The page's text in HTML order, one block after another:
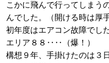
こかに飛んで行ってしまう
んでした。（開ける時は厚
初年度はエアコン故障でし
エリア８８‥‥（爆！）
構想９年、手掛けたのは３